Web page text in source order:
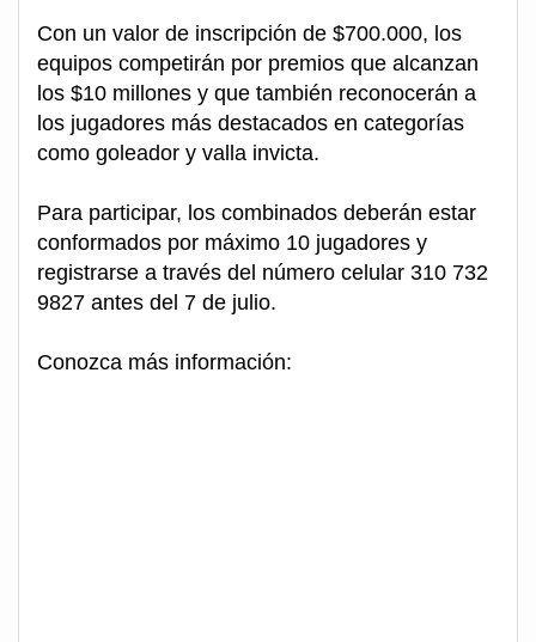
Con un valor de inscripción de $700.000, los
equipos competirán por premios que alcanzan
los $10 millones y que también reconocerán a
los jugadores más destacados en categorías
como goleador y valla invicta.
Para participar, los combinados deberán estar
conformados por máximo 10 jugadores y
registrarse a través del número celular 310 732
9827 antes del 7 de julio.
Conozca más información: